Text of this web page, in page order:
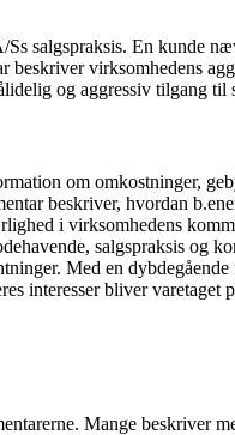
salgspraksis. En kunde
beskriver virksomhedens
og aggressiv tilgang til
om omkostninger,
beskriver, hvordan
i virksomhedens
salgspraksis og
Med en
interesser bliver varetaget
Mange beskriver